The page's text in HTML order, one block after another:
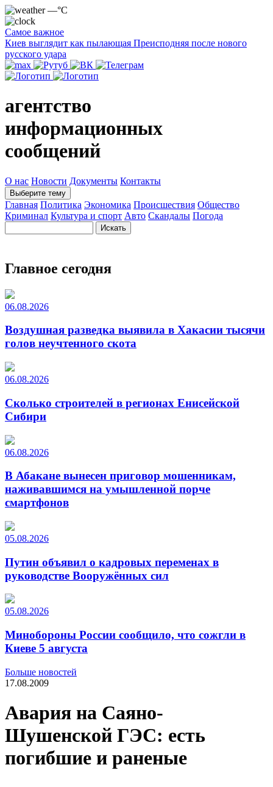
—°C
Самое важное
Киев выглядит как пылающая Преисподняя после нового
русского удара
агентство
информационных
сообщений
О нас Новости Документы Контакты
Выберите тему
Главная Политика Экономика Происшествия Общество
Криминал Культура и спорт Авто Скандалы Погода
Главное сегодня
06.08.2026
Воздушная разведка выявила в Хакасии тысячи
голов неучтенного скота
06.08.2026
Сколько строителей в регионах Енисейской
Сибири
06.08.2026
В Абакане вынесен приговор мошенникам,
наживавшимся на умышленной порче
смартфонов
05.08.2026
Путин объявил о кадровых переменах в
руководстве Вооружённых сил
05.08.2026
Минобороны России сообщило, что сожгли в
Киеве 5 августа
Больше новостей
17.08.2009
Авария на Саяно-
Шушенской ГЭС: есть
погибшие и раненые